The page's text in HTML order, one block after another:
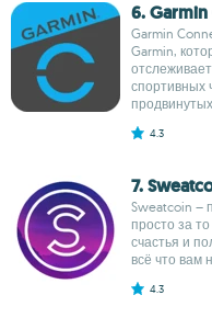
6.
Garmin
Garmin,
спортивных
4.3
7.
Sweatcoin –
просто за
счастья и
всё что вам
4.3